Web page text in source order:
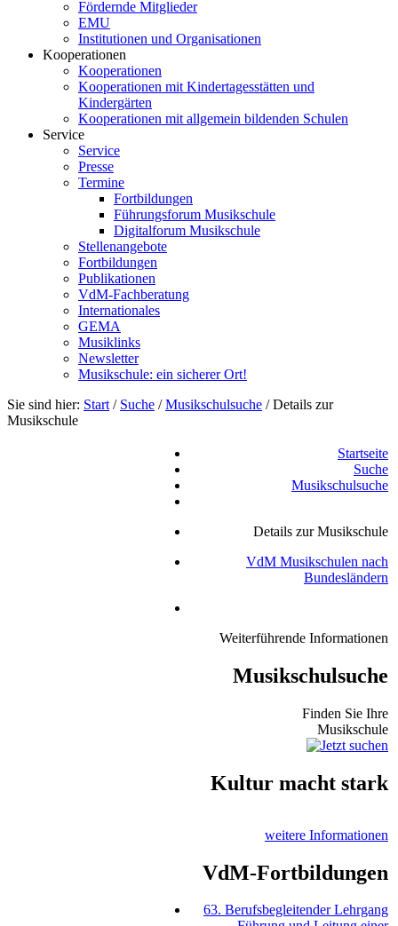
Fördernde Mitglieder
EMU
Institutionen und Organisationen
Kooperationen
Kooperationen
Kooperationen mit Kindertagesstätten und
Kindergärten
Kooperationen mit allgemein bildenden Schulen
Service
Service
Presse
Termine
Fortbildungen
Führungsforum Musikschule
Digitalforum Musikschule
Stellenangebote
Fortbildungen
Publikationen
VdM-Fachberatung
Internationales
GEMA
Musiklinks
Newsletter
Musikschule: ein sicherer Ort!
Sie sind hier: Start / Suche /Musikschulsuche /Details zur
Musikschule
Startseite
Suche
Musikschulsuche
Details zur Musikschule
VdM Musikschulen nach
Bundesländern
Weiterführende Informationen
Musikschulsuche
Finden Sie Ihre
Musikschule
Kultur macht stark
weitere Informationen
VdM-Fortbildungen
63. Berufsbegleitender Lehrgang